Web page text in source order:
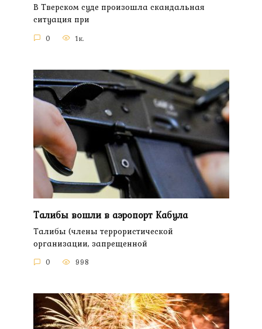
В Тверском суде произошла скандальная
ситуация при
0 1к.
Талибы вошли в аэропорт Кабула
Талибы (члены террористической
организации, запрещенной
0 998